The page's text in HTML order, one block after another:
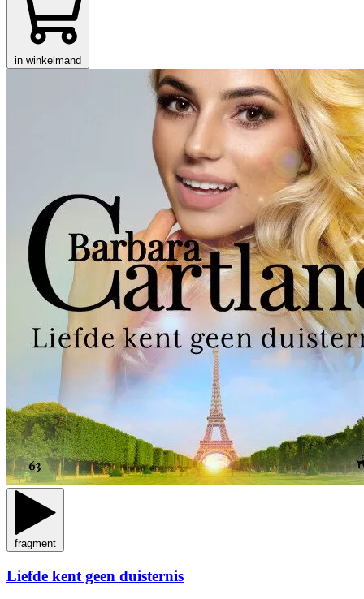
in winkelmand
fragment
Liefde kent geen duisternis